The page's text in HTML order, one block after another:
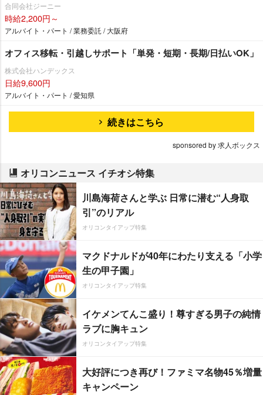
合同会社ジーニー
時給2,200円～
アルバイト・パート / 業務委託 / 大阪府
オフィス移転・引越しサポート「単発・短期・長期/日払いOK」
株式会社ハンデックス
日給9,600円
アルバイト・パート / 愛知県
続きはこちら
sponsored by 求人ボックス
オリコンニュース イチオシ特集
川島海荷さんと学ぶ 日常に潜む“人身取
引”のリアル
オリコンタイアップ特集
マクドナルドが40年にわたり支える「小学
生の甲子園」
オリコンタイアップ特集
イケメンてんこ盛り！尊すぎる男子の純情
ラブに胸キュン
オリコンタイアップ特集
大好評につき再び！ファミマ名物45％増量
キャンペーン